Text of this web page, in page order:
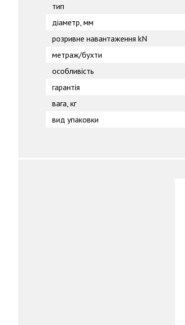
тип
діаметр, мм
розривне навантаження kN
метраж/бухти
особливість
гарантія
вага, кг
вид упаковки